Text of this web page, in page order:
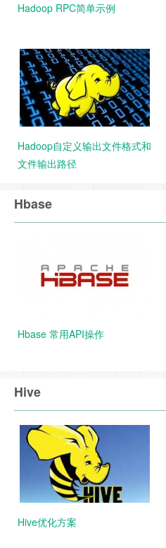
Hadoop RPC简单示例
Hadoop自定义输出文件格式和
文件输出路径
Hbase
Hbase 常用API操作
Hive
Hive优化方案